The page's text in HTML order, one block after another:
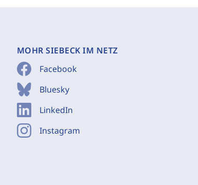
MOHR SIEBECK IM NETZ
Facebook
Bluesky
LinkedIn
Instagram